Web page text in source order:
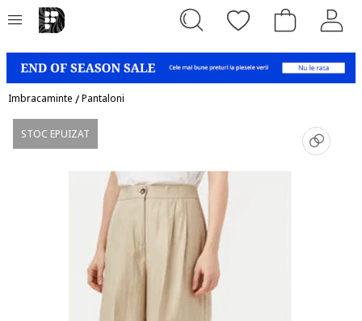
Imbracaminte /Pantaloni
STOC EPUIZAT